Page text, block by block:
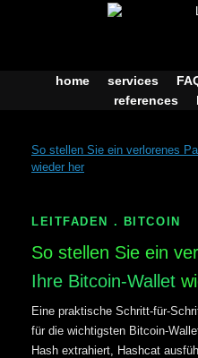
home services
references
So stellen Sie ein verlorenes
wieder her
LEITFADEN . BITCOIN
So stellen Sie ein
Ihre Bitcoin-Wallet
Eine praktische Schritt-für-
für die wichtigsten Bitcoin-
Hash extrahiert, Hashcat